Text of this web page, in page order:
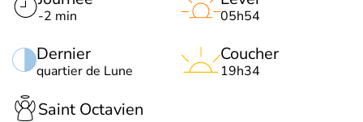
-2 min
Dernier
quartier de Lune
05h54
Coucher
19h34
Saint Octavien